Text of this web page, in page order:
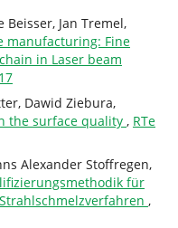
Jan Tremel,
manufacturing: Fine
in Laser beam
Dawid Ziebura,
the surface quality , RTe
Alexander Stoffregen,
für
,